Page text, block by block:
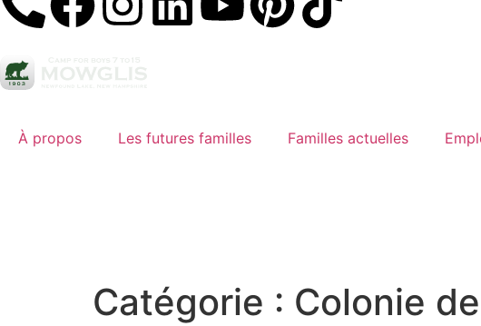
À propos Les futures familles Familles actuelles
Catégorie : Colonie